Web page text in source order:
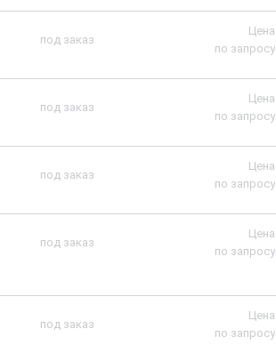
под заказ
Цена
по запросу
под заказ
Цена
по запросу
под заказ
Цена
по запросу
под заказ
Цена
по запросу
под заказ
Цена
по запросу